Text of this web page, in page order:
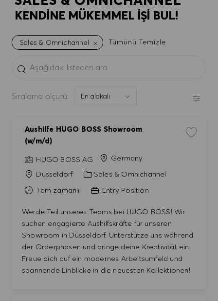
KENDINE MÜKEMMEL IŞI BUL!
Sales & Omnichannel Tümünü Temizle
Sıralama ölçütü:
Aushilfe HUGO BOSS Showroom
(w/m/d)
HUGO BOSS AG
Germany
Düsseldorf
Kategori
Sales & Omnichannel
Tam zamanlı
Entry Position
Werde Teil unseres Teams bei HUGO BOSS! Wir
suchen engagierte Aushilfskräfte für unseren
Showroom in Düsseldorf. Unterstütze uns während
der Orderphasen und bringe deine Kreativität ein.
Freue dich auf ein modernes Arbeitsumfeld und
spannende Einblicke in die neuesten Kollektionen!
İşi